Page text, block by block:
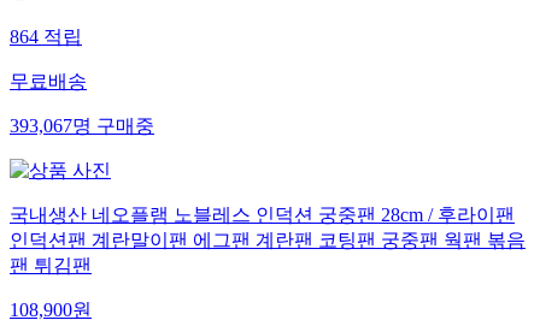
864적립
무료배송
393,067명구매중
국내생산 네오플램 노블레스 인덕션 궁중팬 28cm / 후라이팬
인덕션팬 계란말이팬 에그팬 계란팬 코팅팬 궁중팬 웍팬 볶음
팬 튀김팬
108,900원